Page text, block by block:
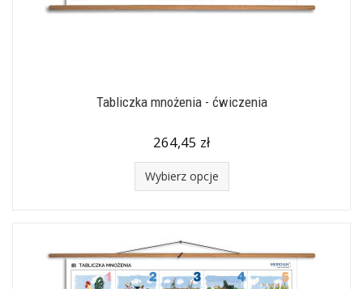
Tabliczka mnożenia - ćwiczenia
264,45 zł
Wybierz opcje